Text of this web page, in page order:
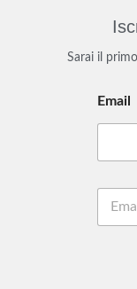
Sarai il
Email
a